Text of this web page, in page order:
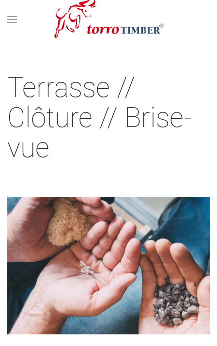
Terrasse //
Clôture // Brise-
vue